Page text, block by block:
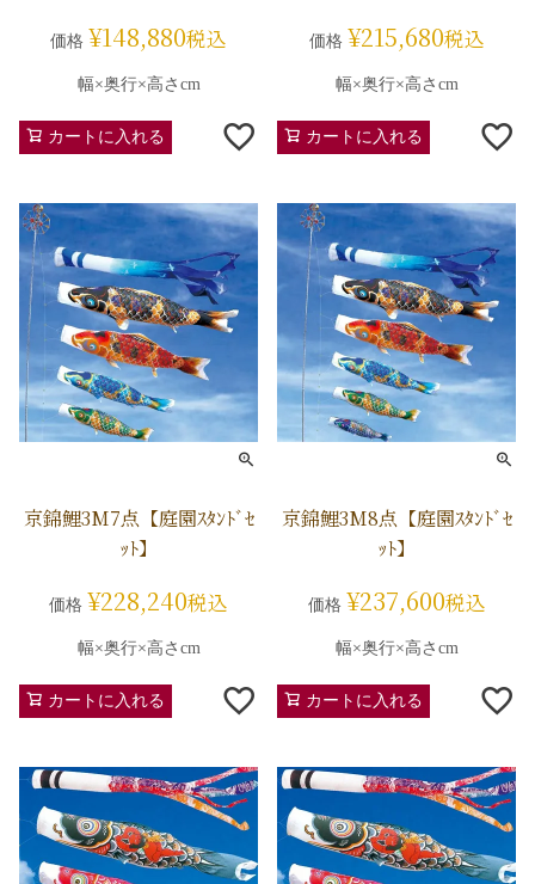
価格 ¥148,880税込
幅×奥行×高さcm
カートに入れる
価格 ¥215,680税込
幅×奥行×高さcm
カートに入れる
京錦鯉3M7点【庭園ｽﾀﾝﾄﾞｾ
ｯﾄ】
価格 ¥228,240税込
幅×奥行×高さcm
カートに入れる
京錦鯉3M8点【庭園ｽﾀﾝﾄﾞｾ
ｯﾄ】
価格 ¥237,600税込
幅×奥行×高さcm
カートに入れる